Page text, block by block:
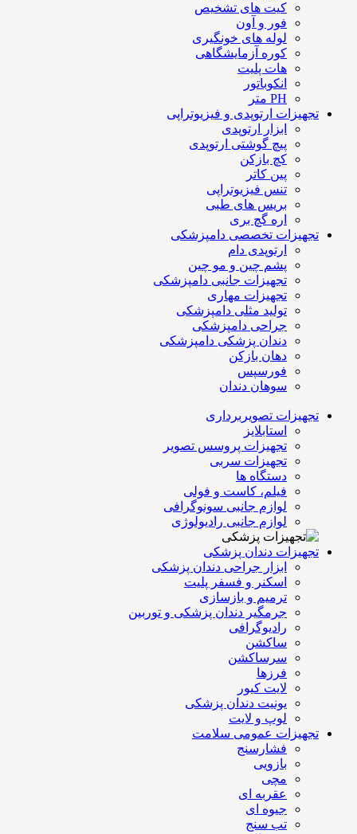
کیت های تشخیص
فور و آون
لوله های خونگیری
کوره آزمایشگاهی
هات پلیت
انکوباتور
PH متر
تجهیزات ارتوپدی و فیزیوتراپی
ابزار ارتوپدی
پیچ گوشتی ارتوپدی
کچ بازکن
پین کاتر
تنس فیزیوتراپی
بریس های طبی
اره گچ بری
تجهیزات تخصصی دامپزشکی
ارتوپدی دام
پشم چین و مو چین
تجهیزات جانبی دامپزشکی
تجهیزات مهاری
تولید مثلی دامپزشکی
جراحی دامپزشکی
دندان پزشکی دامپزشکی
دهان بازکن
فورسپس
سوهان دندان
تجهیزات تصویربرداری
استابلایز
تجهیزات پروسس تصویر
تجهیزات سربی
دستگاه ها
فیلم، کاست و فولی
لوازم جانبی سونوگرافی
لوازم جانبی رادیولوژی
تجهیزات دندان پزشکی
ابزار جراحی دندان پزشکی
اسکنر و فسفر پلیت
ترمیم و بازسازی
جرمگیر دندان پزشکی و توربین
رادیوگرافی
ساکشن
سرساکشن
فرزها
لایت کیور
یونیت دندان پزشکی
لوپ و لایت
تجهیزات عمومی سلامت
فشارسنج
بازویی
مچی
عقربه ای
جیوه ای
تب سنج